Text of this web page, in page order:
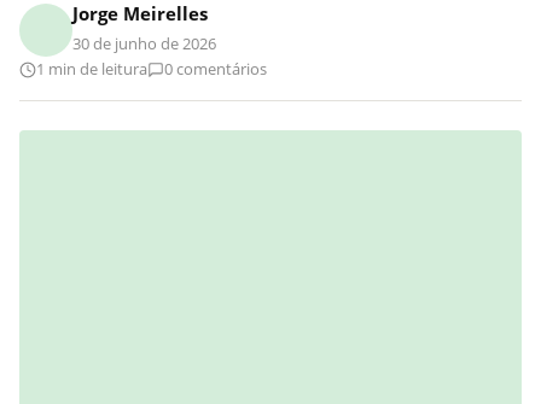
Jorge Meirelles
30 de junho de 2026
1 min de leitura
0 comentários